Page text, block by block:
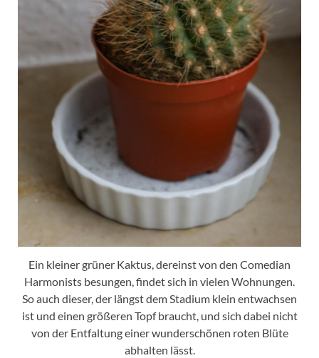
Ein kleiner grüner Kaktus, dereinst von den Comedian
Harmonists besungen, findet sich in vielen Wohnungen.
So auch dieser, der längst dem Stadium klein entwachsen
ist und einen größeren Topf braucht, und sich dabei nicht
von der Entfaltung einer wunderschönen roten Blüte
abhalten lässt.